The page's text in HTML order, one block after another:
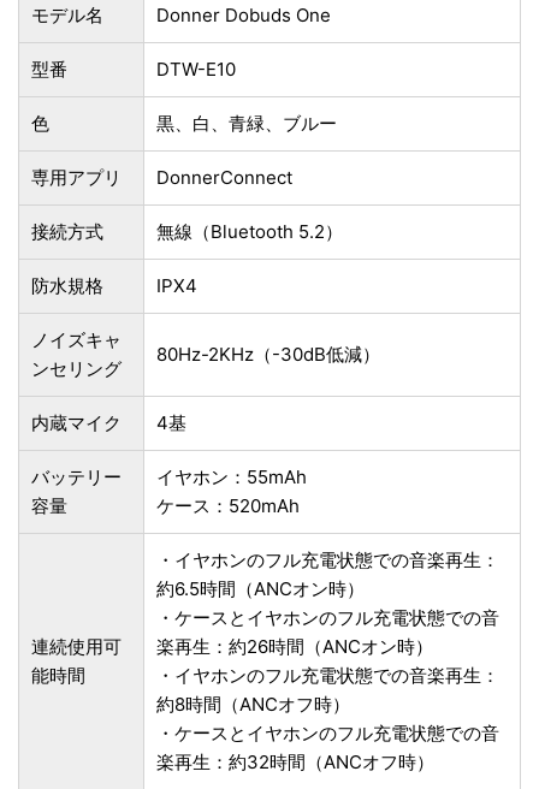
モデル名 Donner Dobuds One
型番 DTW-E10
色 ‎黒、白、青緑、ブルー
専用アプリ DonnerConnect
接続方式 無線（Bluetooth 5.2）
防水規格 IPX4
ノイズキャ
ンセリング
80Hz-2KHz（-30dB低減）
内蔵マイク 4基
バッテリー
容量
イヤホン：55mAh
ケース：520mAh
連続使用可
能時間
・イヤホンのフル充電状態での音楽再生：
約6.5時間（ANCオン時）
・ケースとイヤホンのフル充電状態での音
楽再生：約26時間（ANCオン時）
・イヤホンのフル充電状態での音楽再生：
約8時間（ANCオフ時）
・ケースとイヤホンのフル充電状態での音
楽再生：約32時間（ANCオフ時）